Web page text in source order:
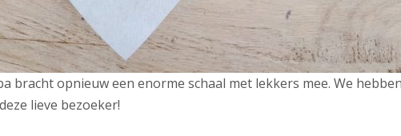
bracht opnieuw een enorme schaal met lekkers mee. We
lieve bezoeker!